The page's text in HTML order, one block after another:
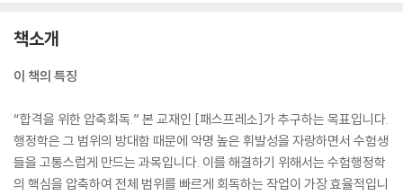
책소개
이 책의 특징
“합격을 위한 압축회독.” 본 교재인 [패스프레소]가 추구하는 목표입니다.
행정학은 그 범위의 방대함 때문에 악명 높은 휘발성을 자랑하면서 수험생
들을 고통스럽게 만드는 과목입니다. 이를 해결하기 위해서는 수험행정학
의 핵심을 압축하여 전체 범위를 빠르게 회독하는 작업이 가장 효율적입니